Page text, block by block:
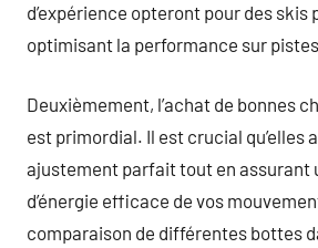
d’expérience opteront pour des skis
optimisant la performance sur
Deuxièmement, l’achat de bonnes
est primordial. Il est crucial qu’elles
ajustement parfait tout en assurant
d’énergie efficace de vos
comparaison de différentes bottes